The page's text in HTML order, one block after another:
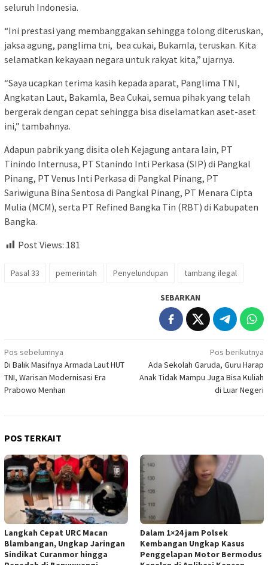
seluruh Indonesia.
“Ini prestasi yang membanggakan sehingga tolong diteruskan,
jaksa agung, panglima tni, bea cukai, Bukamla, teruskan. Kita
selamatkan kekayaan negara untuk rakyat kita,” ujarnya.
“Saya ucapkan terima kasih kepada aparat, Panglima TNI,
Angkatan Laut, Bakamla, Bea Cukai, semua pihak yang telah
bergerak dengan cepat sehingga bisa diselamatkan aset-aset
ini,” tambahnya.
Adapun pabrik yang disita oleh Kejagung antara lain, PT
Tinindo Internusa, PT Stanindo Inti Perkasa (SIP) di Pangkal
Pinang, PT Venus Inti Perkasa di Pangkal Pinang, PT
Sariwiguna Bina Sentosa di Pangkal Pinang, PT Menara Cipta
Mulia (MCM), serta PT Refined Bangka Tin (RBT) di Kabupaten
Bangka.
Post Views: 181
Pasal 33 pemerintah Penyelundupan tambang ilegal
SEBARKAN
Navigasi
pos
Pos sebelumnya
Di Balik Masifnya Armada Laut HUT
TNI, Warisan Modernisasi Era
Prabowo Menhan
Pos berikutnya
Ada Sekolah Garuda, Guru Harap
Anak Tidak Mampu Juga Bisa Kuliah
di Luar Negeri
POS TERKAIT
Langkah Cepat URC Macan
Blambangan, Ungkap Jaringan
Sindikat Curanmor hingga
Dalam 1×24 jam Polsek
Kembangan Ungkap Kasus
Penggelapan Motor Bermodus